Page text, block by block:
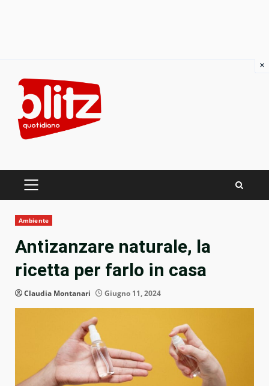
content
PRIMARY
Ambiente
Antizanzare naturale, la
ricetta per farlo in casa
Claudia Montanari Giugno 11, 2024
×